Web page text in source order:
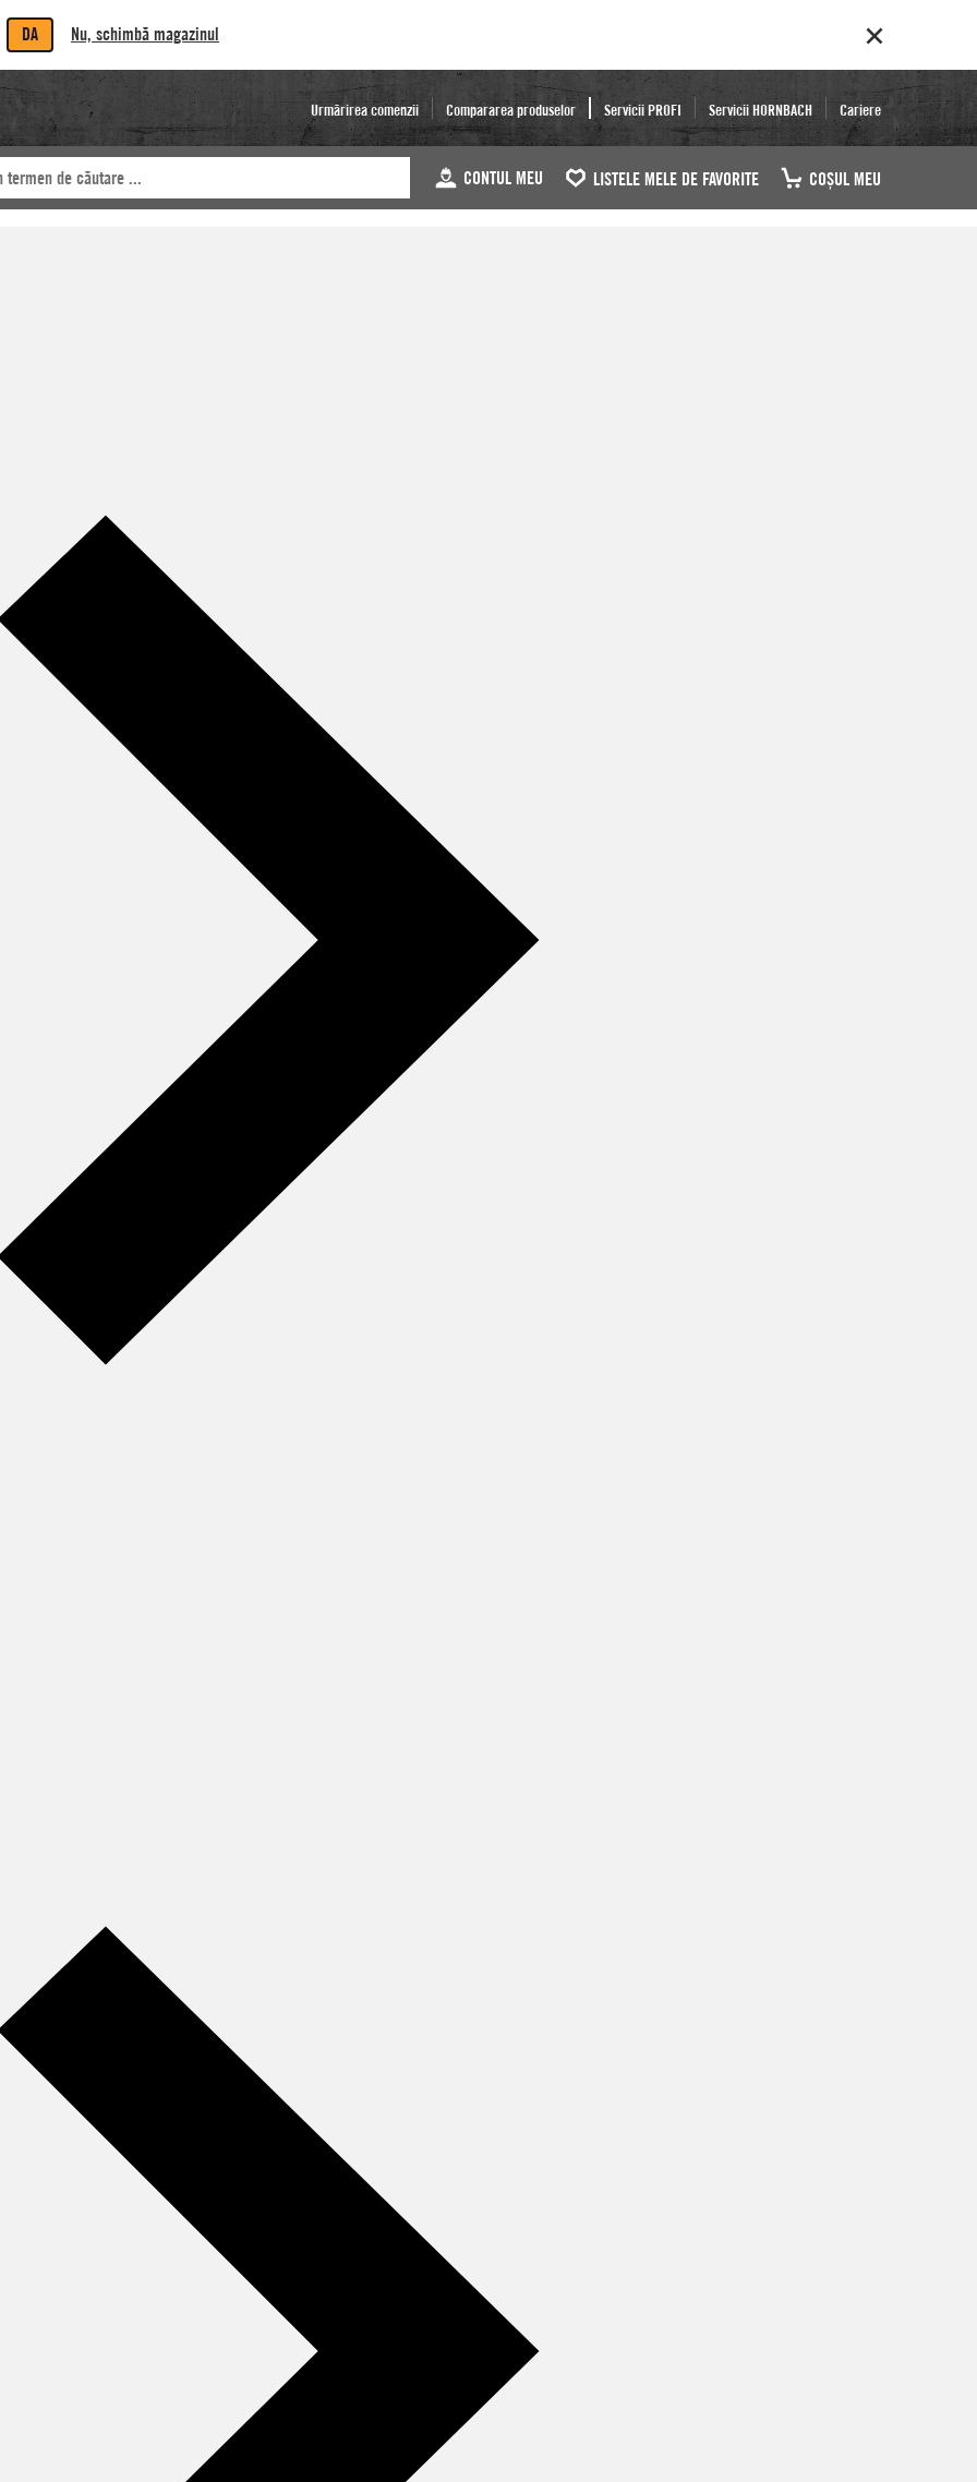
DA Nu, schimbă magazinul
Urmărirea comenzii Compararea produselor Servicii PROFI Servicii HORNBACH Cariere
CONTUL MEU LISTELE MELE DE FAVORITE COŞUL MEU